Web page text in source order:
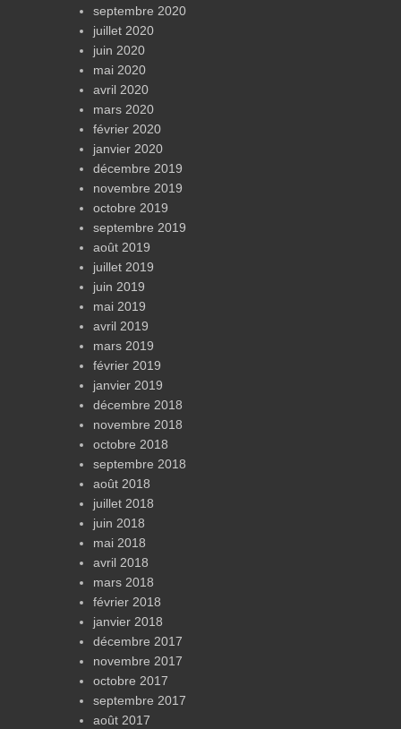
septembre 2020
juillet 2020
juin 2020
mai 2020
avril 2020
mars 2020
février 2020
janvier 2020
décembre 2019
novembre 2019
octobre 2019
septembre 2019
août 2019
juillet 2019
juin 2019
mai 2019
avril 2019
mars 2019
février 2019
janvier 2019
décembre 2018
novembre 2018
octobre 2018
septembre 2018
août 2018
juillet 2018
juin 2018
mai 2018
avril 2018
mars 2018
février 2018
janvier 2018
décembre 2017
novembre 2017
octobre 2017
septembre 2017
août 2017